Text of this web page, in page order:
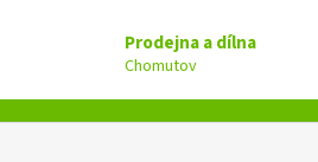
v
ý
Prodejna a dílna
Chomutov